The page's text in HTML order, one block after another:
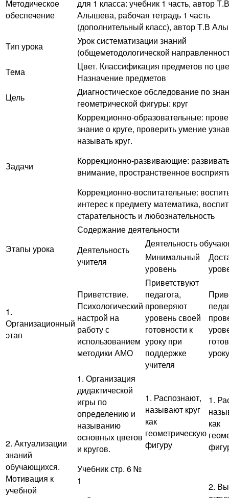
Методическое
обеспечение
для 1 класса: учебник 1 часть, автор
Алышева, рабочая тетрадь 1 часть
(дополнительный класс), автор Т.В
Тип урока
Урок систематизации знаний
(общеметодологической
Тема
Цвет. Классификация предметов по
Назначение предметов
Цель
Диагностическое обследование по
геометрической фигуры: круг
Задачи
Коррекционно-образовательные:
знание о круге, проверить умение
называть круг.
Коррекционно-развивающие:
внимание, пространственное
Коррекционно-воспитательные:
интерес к предмету математика,
старательность и любознательность
Этапы урока
Содержание деятельности
Деятельность
учителя
Деятельность
Минимальный
уровень
1.
Организационный
этап
Приветствие.
Психологический
настрой на
работу с
использованием
методики АМО
Приветствуют
педагога,
проверяют
уровень своей
готовности к
уроку при
поддержке
учителя
уроку
2. Актуализации
знаний
обучающихся.
Мотивация к
учебной
1. Организация
дидактической
игры по
определению и
называнию
основных цветов
и кругов.
Учебник стр. 6 №
1
1. Распознают,
называют круг
как
геометрическую
фигуру
1.
как
2.